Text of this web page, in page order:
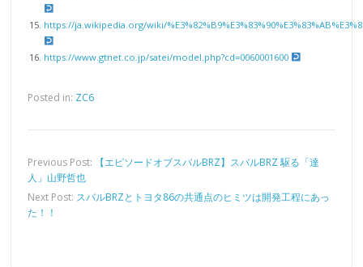
https://ja.wikipedia.org/wiki/
https://www.gtnet.co.jp/satei/model.php?cd=0060001600
Posted in: ZC6
Previous Post:
【エピソードオブスバルBRZ】スバルBRZ 駆る「達
人」山野哲也
Next Post: スバルBRZとトヨタ86の共通点のヒミツは開発工程にあっ
た！！